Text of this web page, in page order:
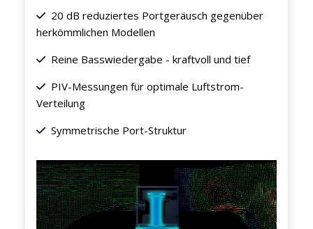
20 dB reduziertes Portgeräusch gegenüber
herkömmlichen Modellen
Reine Basswiedergabe - kraftvoll und tief
PIV-Messungen für optimale Luftstrom-
Verteilung
Symmetrische Port-Struktur